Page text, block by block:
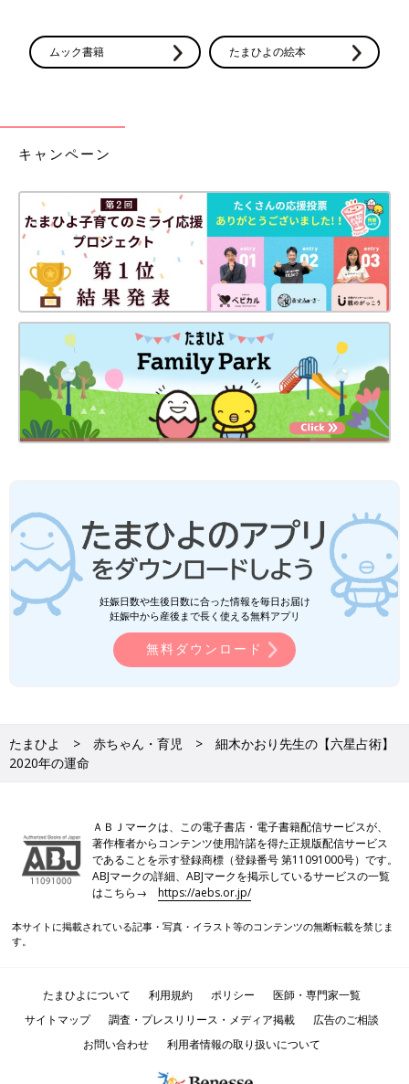
ムック書籍 たまひよの絵本
キャンペーン
妊娠日数や生後日数に合った情報を毎日お届け
妊娠中から産後まで長く使える無料アプリ
無料ダウンロード
たまひよ 赤ちゃん・育児
細木かおり先生の【六星占術】
2020年の運命
ＡＢＪマークは、この電子書店・電子書籍配信サービスが、
著作権者からコンテンツ使用許諾を得た正規版配信サービス
であることを示す登録商標（登録番号 第11091000号）です。
ABJマークの詳細、ABJマークを掲示しているサービスの一覧
はこちら→https://aebs.or.jp/
本サイトに掲載されている記事・写真・イラスト等のコンテンツの無断転載を禁じま
す。
たまひよについて 利用規約 ポリシー
医師・専門家一覧
サイトマップ
調査・プレスリリース・メディア掲載
広告のご相談
お問い合わせ
利用者情報の取り扱いについて